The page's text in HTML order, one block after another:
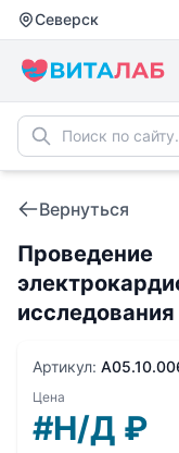
Северск
Вернуться
Проведение
исследования
Артикул:
Цена
#Н/Д ₽